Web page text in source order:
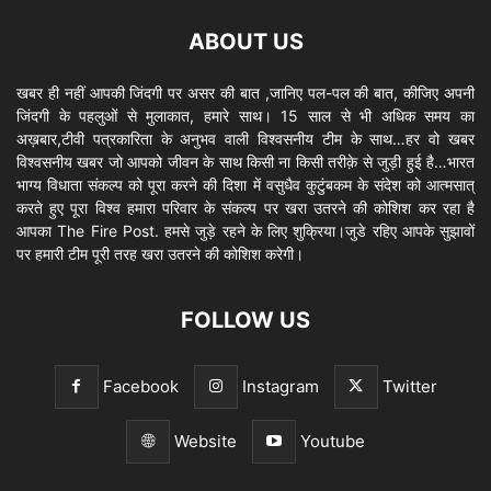
ABOUT US
खबर ही नहीं आपकी जिंदगी पर असर की बात ,जानिए पल-पल की बात, कीजिए अपनी
जिंदगी के पहलुओं से मुलाकात, हमारे साथ। 15 साल से भी अधिक समय का
अख़बार,टीवी पत्रकारिता के अनुभव वाली विश्वसनीय टीम के साथ…हर वो खबर
विश्वसनीय खबर जो आपको जीवन के साथ किसी ना किसी तरीक़े से जुड़ी हुई है…भारत
भाग्य विधाता संकल्प को पूरा करने की दिशा में वसुधैव कुटुंबकम के संदेश को आत्मसात्
करते हुए पूरा विश्व हमारा परिवार के संकल्प पर खरा उतरने की कोशिश कर रहा है
आपका The Fire Post. हमसे जुड़े रहने के लिए शुक्रिया।जुडे रहिए आपके सुझावों
पर हमारी टीम पूरी तरह खरा उतरने की कोशिश करेगी।
FOLLOW US
Facebook Instagram Twitter
Website Youtube